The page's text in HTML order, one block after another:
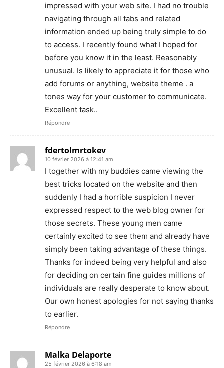
impressed with your web site. I had no trouble
navigating through all tabs and related
information ended up being truly simple to do
to access. I recently found what I hoped for
before you know it in the least. Reasonably
unusual. Is likely to appreciate it for those who
add forums or anything, website theme . a
tones way for your customer to communicate.
Excellent task..
Répondre
fdertolmrtokev
10 février 2026 à 12:41 am
I together with my buddies came viewing the
best tricks located on the website and then
suddenly I had a horrible suspicion I never
expressed respect to the web blog owner for
those secrets. These young men came
certainly excited to see them and already have
simply been taking advantage of these things.
Thanks for indeed being very helpful and also
for deciding on certain fine guides millions of
individuals are really desperate to know about.
Our own honest apologies for not saying thanks
to earlier.
Répondre
Malka Delaporte
25 février 2026 à 6:18 am